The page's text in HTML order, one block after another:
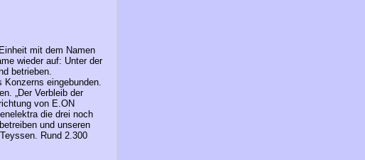
mit dem Namen
wieder auf: Unter der
betrieben.
Konzerns eingebunden.
„Der Verbleib der
von E.ON
die drei noch
und unseren
Rund 2.300